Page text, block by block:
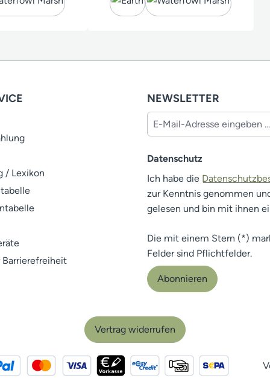
/ Lexikon
Barrierefreiheit
NEWSLETTER
Datenschutz
Ich habe die
zur Kenntnis genommen
gelesen und bin mit ihnen
Die mit einem Stern (*)
Felder sind Pflichtfelder.
Abonnieren
Vertrag widerrufen